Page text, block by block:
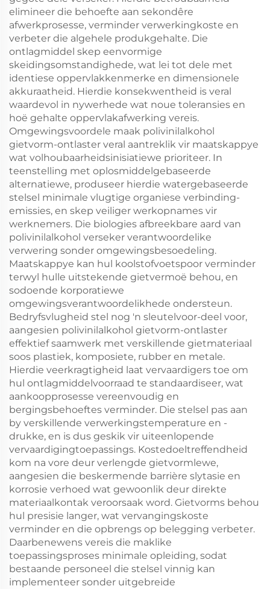
elimineer die behoefte aan sekondêre
afwerkprosesse, verminder verwerkingkoste en
verbeter die algehele produkgehalte. Die
ontlagmiddel skep eenvormige
skeidingsomstandighede, wat lei tot dele met
identiese oppervlakkenmerke en dimensionele
akkuraatheid. Hierdie konsekwentheid is veral
waardevol in nywerhede wat noue toleransies en
hoë gehalte oppervlakafwerking vereis.
Omgewingsvoordele maak polivinilalkohol
gietvorm-ontlaster veral aantreklik vir maatskappye
wat volhoubaarheidsinisiatiewe prioriteer. In
teenstelling met oplosmiddelgebaseerde
alternatiewe, produseer hierdie watergebaseerde
stelsel minimale vlugtige organiese verbinding-
emissies, en skep veiliger werkopnames vir
werknemers. Die biologies afbreekbare aard van
polivinilalkohol verseker verantwoordelike
verwering sonder omgewingsbesoedeling.
Maatskappye kan hul koolstofvoetspoor verminder
terwyl hulle uitstekende gietvermoë behou, en
sodoende korporatiewe
omgewingsverantwoordelikhede ondersteun.
Bedryfsvlugheid stel nog 'n sleutelvoor-deel voor,
aangesien polivinilalkohol gietvorm-ontlaster
effektief saamwerk met verskillende gietmateriaal
soos plastiek, komposiete, rubber en metale.
Hierdie veerkragtigheid laat vervaardigers toe om
hul ontlagmiddelvoorraad te standaardiseer, wat
aankoopprosesse vereenvoudig en
bergingsbehoeftes verminder. Die stelsel pas aan
by verskillende verwerkingstemperature en -
drukke, en is dus geskik vir uiteenlopende
vervaardigingtoepassings. Kostedoeltreffendheid
kom na vore deur verlengde gietvormlewe,
aangesien die beskermende barrière slytasie en
korrosie verhoed wat gewoonlik deur direkte
materiaalkontak veroorsaak word. Gietvorms behou
hul presisie langer, wat vervangingskoste
verminder en die opbrengs op belegging verbeter.
Daarbenewens vereis die maklike
toepassingsproses minimale opleiding, sodat
bestaande personeel die stelsel vinnig kan
implementeer sonder uitgebreide